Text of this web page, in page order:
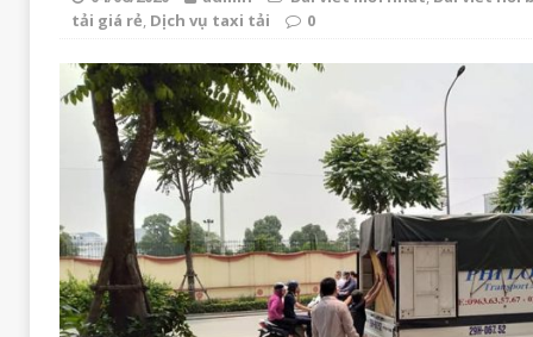
tải giá rẻ, Dịch vụ taxi tải 0